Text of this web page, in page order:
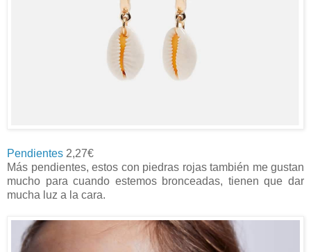
Pendientes 2,27€
Más pendientes, estos con piedras rojas también me gustan
mucho para cuando estemos bronceadas, tienen que dar
mucha luz a la cara.